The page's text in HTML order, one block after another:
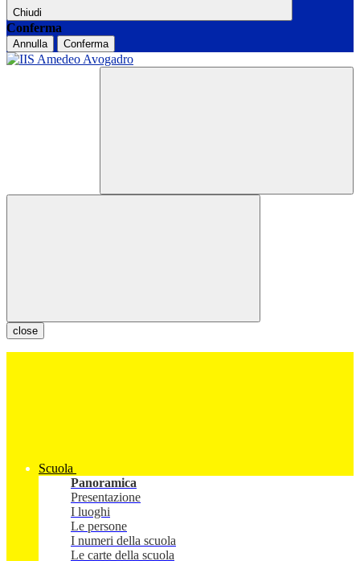
Chiudi
Conferma
Annulla Conferma
close
Scuola
Panoramica
Presentazione
I luoghi
Le persone
I numeri della scuola
Le carte della scuola